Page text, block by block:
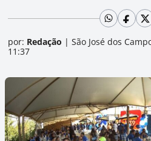
por: Redação | São José dos
11:37